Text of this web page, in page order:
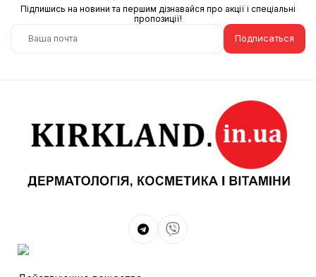
Підпишись на новини та першим дізнавайся про акції і спеціальні
пропозиції!
Подписаться